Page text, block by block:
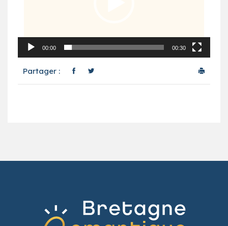
00:00 00:30
Partager :